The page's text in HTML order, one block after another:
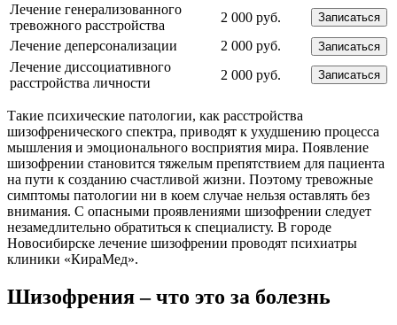
Лечение генерализованного
тревожного расстройства
2 000 руб. Записаться
Лечение деперсонализации 2 000 руб. Записаться
Лечение диссоциативного
расстройства личности
2 000 руб. Записаться
Такие психические патологии, как расстройства
шизофренического спектра, приводят к ухудшению процесса
мышления и эмоционального восприятия мира. Появление
шизофрении становится тяжелым препятствием для пациента
на пути к созданию счастливой жизни. Поэтому тревожные
симптомы патологии ни в коем случае нельзя оставлять без
внимания. С опасными проявлениями шизофрении следует
незамедлительно обратиться к специалисту. В городе
Новосибирске лечение шизофрении проводят психиатры
клиники «КираМед».
Шизофрения – что это за болезнь